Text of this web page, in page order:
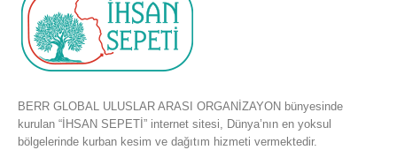
BERR GLOBAL ULUSLAR ARASI ORGANİZAYON bünyesinde
kurulan “İHSAN SEPETİ” internet sitesi, Dünya’nın en yoksul
bölgelerinde kurban kesim ve dağıtım hizmeti vermektedir.